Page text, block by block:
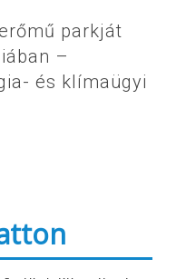
parkját
–
és klímaügyi